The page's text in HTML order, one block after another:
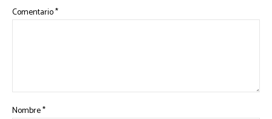
Comentario*
Nombre*